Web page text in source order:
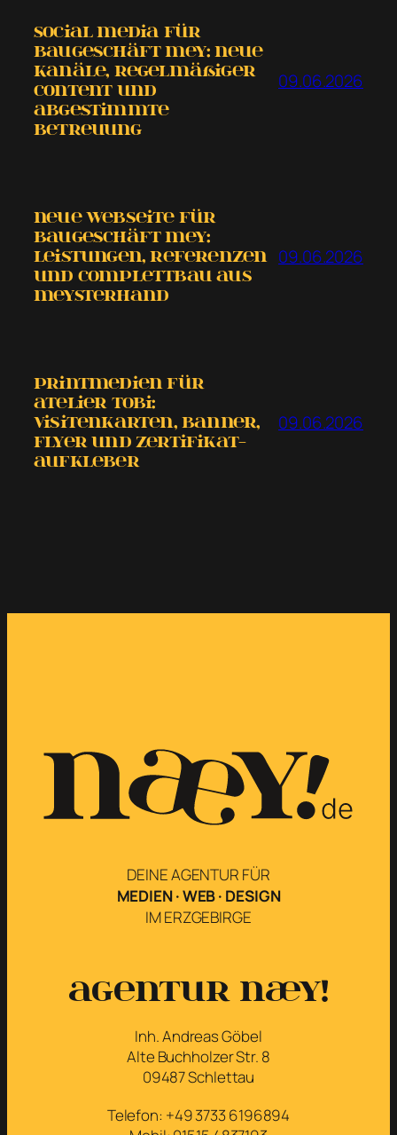
Social Media für
Baugeschäft Mey: neue
Kanäle, regelmäßiger
Content und
abgestimmte
Betreuung
09.06.2026
Neue Webseite für
Baugeschäft Mey:
Leistungen, Referenzen
und COMPLETTBAU aus
MEYSTERHAND
09.06.2026
Printmedien für
Atelier tobi:
Visitenkarten, Banner,
Flyer und Zertifikat-
Aufkleber
09.06.2026
DEINE AGENTUR FÜR
MEDIEN · WEB · DESIGN
IM ERZGEBIRGE
Agentur næy!
Inh. Andreas Göbel
Alte Buchholzer Str. 8
09487 Schlettau
Telefon: +49 3733 6196894